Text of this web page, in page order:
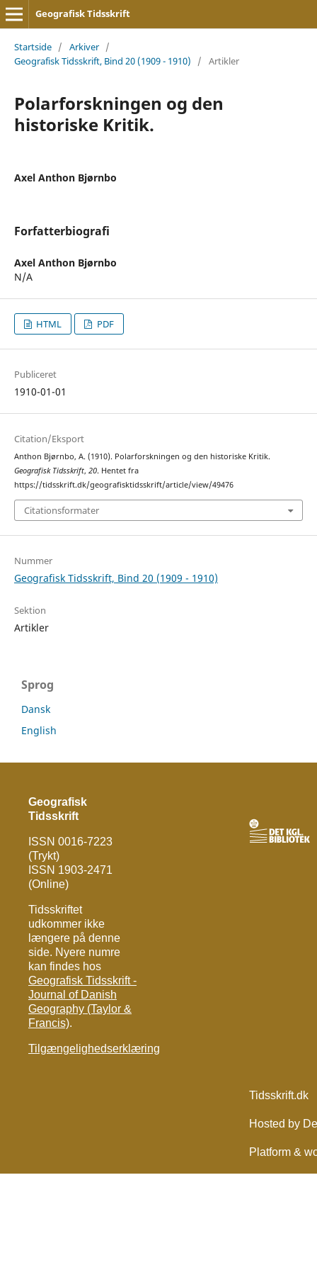
Geografisk Tidsskrift
Startside / Arkiver /
Geografisk Tidsskrift, Bind 20 (1909 - 1910)
/ Artikler
Polarforskningen og den
historiske Kritik.
Axel Anthon Bjørnbo
Forfatterbiografi
Axel Anthon Bjørnbo
N/A
HTML PDF
Publiceret
1910-01-01
Citation/Eksport
Anthon Bjørnbo, A. (1910). Polarforskningen og den historiske Kritik.
Geografisk Tidsskrift, 20. Hentet fra
https://tidsskrift.dk/geografisktidsskrift/article/view/49476
Citationsformater
Nummer
Geografisk Tidsskrift, Bind 20 (1909 - 1910)
Sektion
Artikler
Sprog
Dansk
English
Geografisk
Tidsskrift
ISSN 0016-7223
(Trykt)
ISSN 1903-2471
(Online)
Tidsskriftet
udkommer ikke
længere på denne
side. Nyere numre
kan findes hos
Geografisk Tidsskrift -
Journal of Danish
Geography (Taylor &
Francis).
Tilgængelighedserklæring